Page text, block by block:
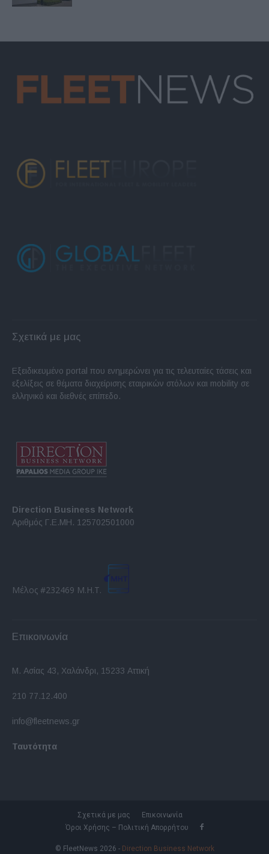
Σχετικά με μας
Εξειδικευμένο portal που ενημερώνει για τις τελευταίες τάσεις και
εξελίξεις σε θέματα διαχείρισης εταιρικών στόλων και mobility σε
ελληνικό και διεθνές επίπεδο.
Direction Business Network
Αριθμός Γ.Ε.ΜΗ. 125702501000
Μέλος #232469 Μ.Η.Τ.
Επικοινωνία
Μ. Ασίας 43, Χαλάνδρι, 15233 Αττική
210 77.12.400
info@fleetnews.gr
Ταυτότητα
Σχετικά με μας
Επικοινωνία
Όροι Χρήσης – Πολιτική Απορρήτου
© FleetNews 2026 - Direction Business Network